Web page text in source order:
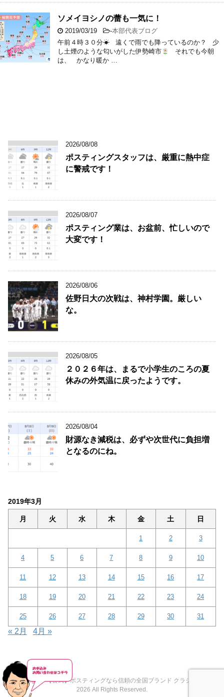
ソメイヨシノの蕾も一気に！
2019/03/19 -本部代表ブログ
午前４時３０分☀ 遠くで雨でも降っているのか？ 少
し土煙のような匂いがした伊勢崎市
それでも今朝
は、 かなり暖か …
2026/08/08
ポスティングスタッフは、厳重に熱中症
に警戒です！
2026/08/07
ポスティング業は、お盆前、忙しいので
大変です！
2026/08/06
佐野日大の次戦は、神村学園。厳しい
な。
2026/08/05
２０２６年は、まるで小学生のころの夏
休みの外気温に戻ったようです。
2026/08/04
財源なき減税は、必ずや次世代に負担増
となるのにね。
2019年3月
月 火 水 木 金 土 日
1 2 3
4 5 6 7 8 9 10
11 12 13 14 15 16 17
18 19 20 21 22 23 24
25 26 27 28 29 30 31
« 2月 4月 »
Copyright© 【公式】ポスティングなら信頼の全国ブランド クラシード® ,
2026 All Rights Reserved.